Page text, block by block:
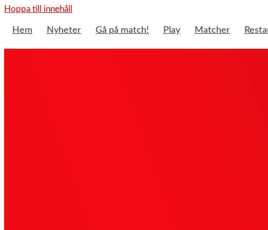
Hoppa till innehåll
Hem Nyheter Gå på match! Play Matcher